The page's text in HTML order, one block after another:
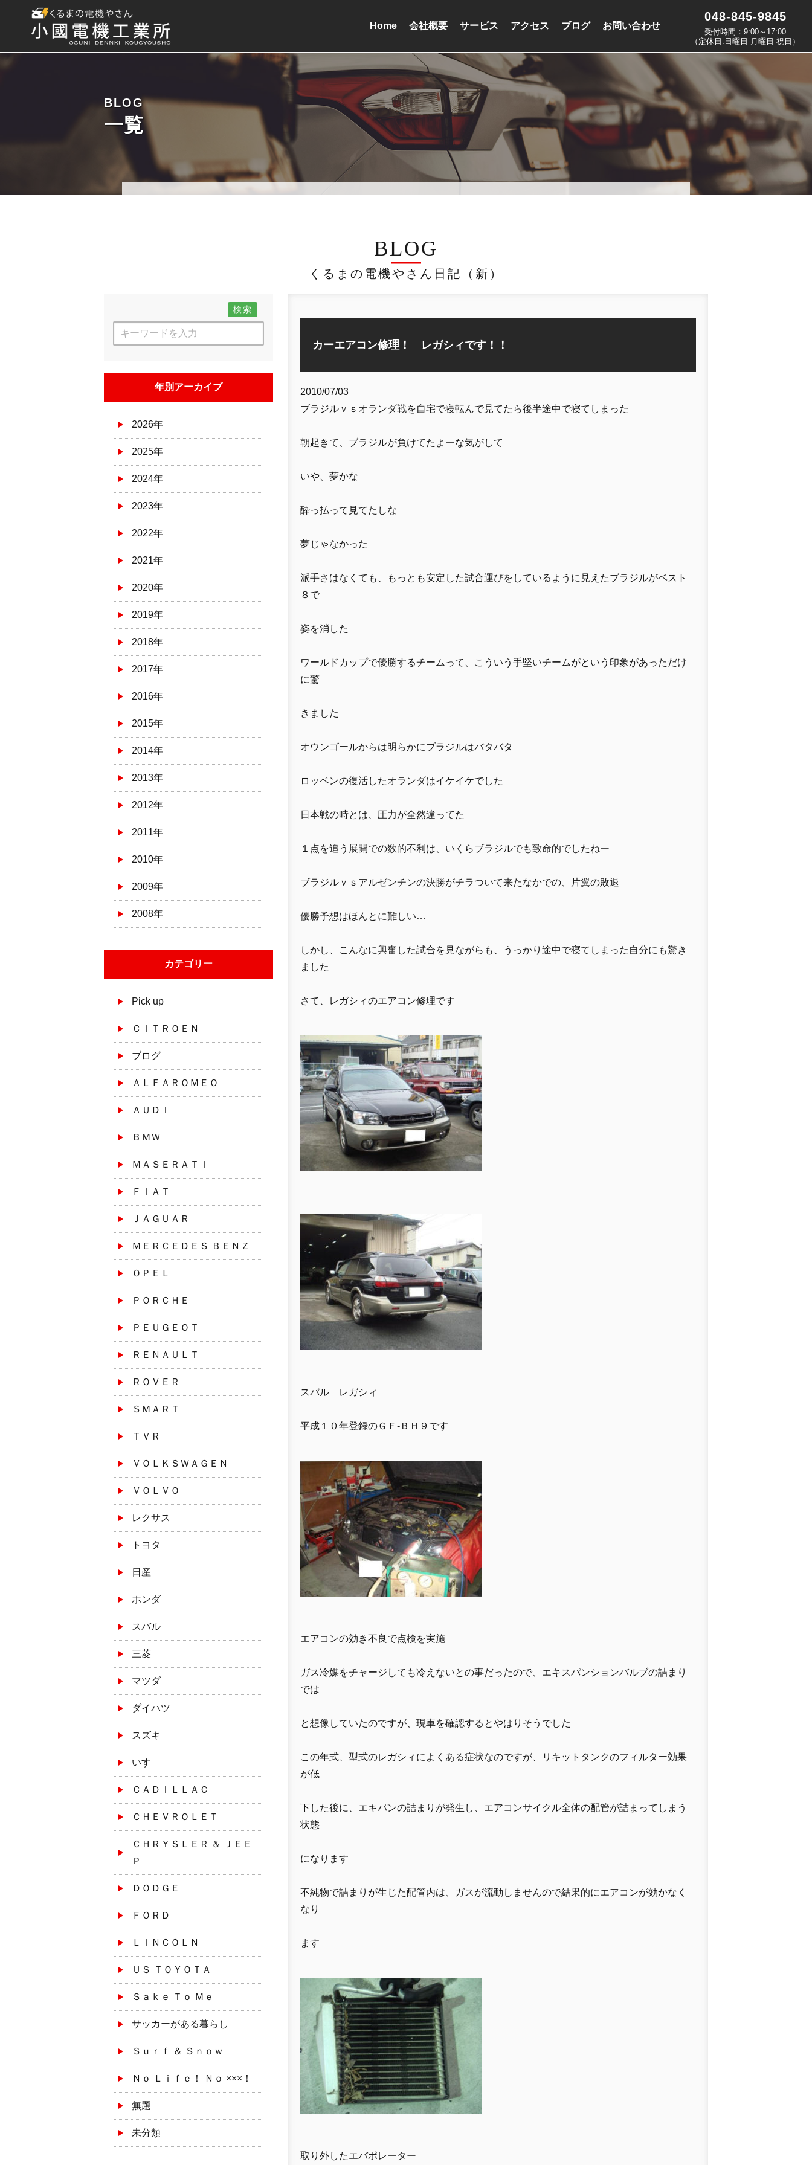
Home 会社概要 サービス アクセス ブログ お問い合わせ
048-845-9845
受付時間：9:00～17:00
（定休日:日曜日 月曜日 祝日）
BLOG
一覧
BLOG
くるまの電機やさん日記（新）
検索
年別アーカイブ
2026年
2025年
2024年
2023年
2022年
2021年
2020年
2019年
2018年
2017年
2016年
2015年
2014年
2013年
2012年
2011年
2010年
2009年
2008年
カテゴリー
Pick up
ＣＩＴＲＯＥＮ
ブログ
ＡＬＦＡＲＯＭＥＯ
ＡＵＤＩ
ＢＭＷ
ＭＡＳＥＲＡＴＩ
ＦＩＡＴ
ＪＡＧＵＡＲ
ＭＥＲＣＥＤＥＳ ＢＥＮＺ
ＯＰＥＬ
ＰＯＲＣＨＥ
ＰＥＵＧＥＯＴ
ＲＥＮＡＵＬＴ
ＲＯＶＥＲ
ＳＭＡＲＴ
ＴＶＲ
ＶＯＬＫＳＷＡＧＥＮ
ＶＯＬＶＯ
レクサス
トヨタ
日産
ホンダ
スバル
三菱
マツダ
ダイハツ
スズキ
いすゞ
ＣＡＤＩＬＬＡＣ
ＣＨＥＶＲＯＬＥＴ
ＣＨＲＹＳＬＥＲ ＆ ＪＥＥ
Ｐ
ＤＯＤＧＥ
ＦＯＲＤ
ＬＩＮＣＯＬＮ
ＵＳ ＴＯＹＯＴＡ
Ｓａｋｅ Ｔｏ Ｍｅ
サッカーがある暮らし
Ｓｕｒｆ ＆ Ｓｎｏｗ
Ｎｏ Ｌｉｆｅ！ Ｎｏ ×××！
無題
未分類
カーエアコン修理！ レガシィです！！
2010/07/03
ブラジルｖｓオランダ戦を自宅で寝転んで見てたら後半途中で寝てしまった
朝起きて、ブラジルが負けてたよーな気がして
いや、夢かな
酔っ払って見てたしな
夢じゃなかった
派手さはなくても、もっとも安定した試合運びをしているように見えたブラジルがベスト
８で
姿を消した
ワールドカップで優勝するチームって、こういう手堅いチームがという印象があっただけ
に驚
きました
オウンゴールからは明らかにブラジルはバタバタ
ロッベンの復活したオランダはイケイケでした
日本戦の時とは、圧力が全然違ってた
１点を追う展開での数的不利は、いくらブラジルでも致命的でしたねー
ブラジルｖｓアルゼンチンの決勝がチラついて来たなかでの、片翼の敗退
優勝予想はほんとに難しい…
しかし、こんなに興奮した試合を見ながらも、うっかり途中で寝てしまった自分にも驚き
ました
さて、レガシィのエアコン修理です
スバル レガシィ
平成１０年登録のＧＦ-ＢＨ９です
エアコンの効き不良で点検を実施
ガス冷媒をチャージしても冷えないとの事だったので、エキスパンションバルブの詰まり
では
と想像していたのですが、現車を確認するとやはりそうでした
この年式、型式のレガシィによくある症状なのですが、リキットタンクのフィルター効果
が低
下した後に、エキパンの詰まりが発生し、エアコンサイクル全体の配管が詰まってしまう
状態
になります
不純物で詰まりが生じた配管内は、ガスが流動しませんので結果的にエアコンが効かなく
なり
ます
取り外したエバポレーター